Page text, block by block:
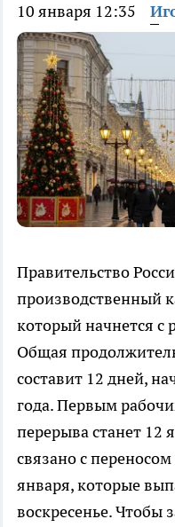
10 января 12:35
Правительство
производственный
который начнется с
Общая
составит 12 дней,
года. Первым
перерыва станет 12
связано с
января, которые
воскресенье. Чтобы